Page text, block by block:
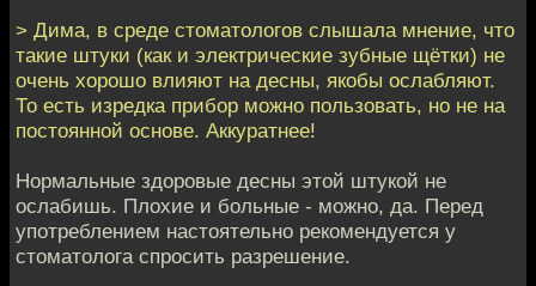
> Дима, в среде стоматологов слышала мнение, что
такие штуки (как и электрические зубные щётки) не
очень хорошо влияют на десны, якобы ослабляют.
То есть изредка прибор можно пользовать, но не на
постоянной основе. Аккуратнее!
Нормальные здоровые десны этой штукой не
ослабишь. Плохие и больные - можно, да. Перед
употреблением настоятельно рекомендуется у
стоматолога спросить разрешение.